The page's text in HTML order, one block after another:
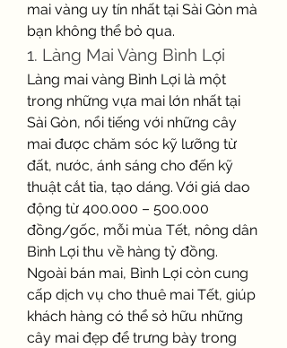
mai vàng uy tín nhất tại Sài Gòn mà
bạn không thể bỏ qua.
1. Làng Mai Vàng Bình Lợi
Làng mai vàng Bình Lợi là một
trong những vựa mai lớn nhất tại
Sài Gòn, nổi tiếng với những cây
mai được chăm sóc kỹ lưỡng từ
đất, nước, ánh sáng cho đến kỹ
thuật cắt tỉa, tạo dáng. Với giá dao
động từ 400.000 – 500.000
đồng/gốc, mỗi mùa Tết, nông dân
Bình Lợi thu về hàng tỷ đồng.
Ngoài bán mai, Bình Lợi còn cung
cấp dịch vụ cho thuê mai Tết, giúp
khách hàng có thể sở hữu những
cây mai đẹp để trưng bày trong